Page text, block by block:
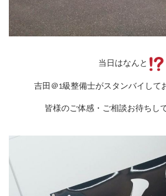
当日はなんと
吉田＠1級整備士がスタンバイして
皆様のご体感・ご相談お待ちし